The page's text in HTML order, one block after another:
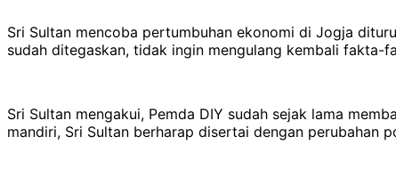
Sri Sultan mencoba pertumbuhan ekonomi di Jogja
sudah ditegaskan, tidak ingin mengulang kembali fakta-
Sri Sultan mengakui, Pemda DIY sudah sejak lama
mandiri, Sri Sultan berharap disertai dengan perubahan